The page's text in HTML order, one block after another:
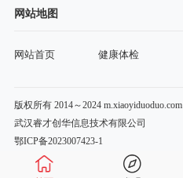
网站地图
网站首页 健康体检
版权所有 2014～2024 m.xiaoyiduoduo.com
武汉睿才创华信息技术有限公司
鄂ICP备2023007423-1